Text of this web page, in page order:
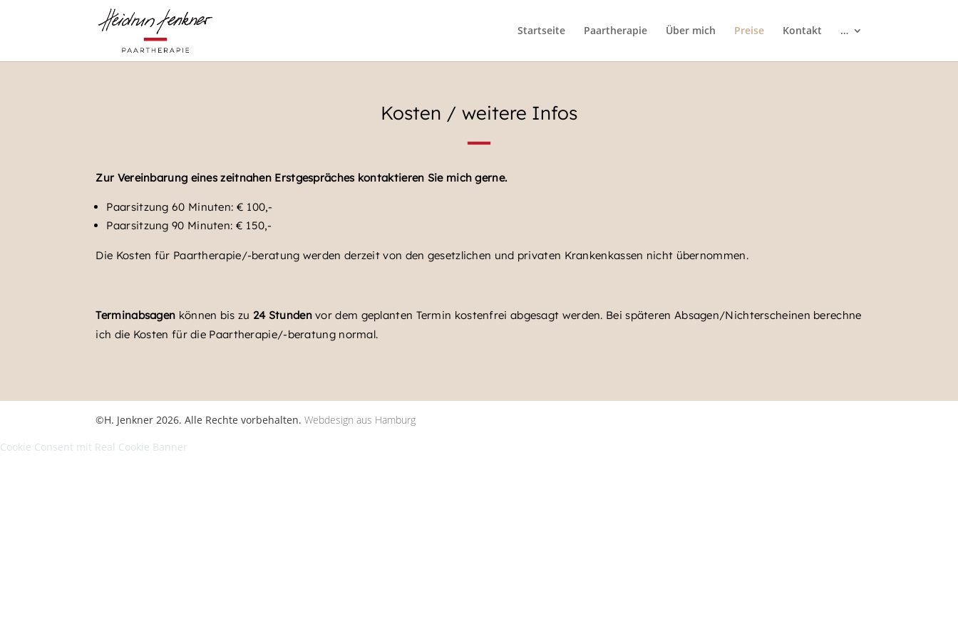
Startseite Paartherapie Über mich Preise Kontakt …
Kosten / weitere Infos
Zur Vereinbarung eines zeitnahen Erstgespräches kontaktieren Sie mich gerne.
Paarsitzung 60 Minuten: € 100,-
Paarsitzung 90 Minuten: € 150,-
Die Kosten für Paartherapie/-beratung werden derzeit von den gesetzlichen und privaten Krankenkassen nicht übernommen.
Terminabsagen können bis zu 24 Stundenvor dem geplanten Termin kostenfrei abgesagt werden. Bei späteren Absagen/Nichterscheinen berechne
ich die Kosten für die Paartherapie/-beratung normal.
©H. Jenkner 2026. Alle Rechte vorbehalten.Webdesign aus Hamburg
Cookie Consent mit Real Cookie Banner